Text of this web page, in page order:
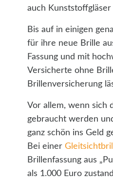
auch
Bis auf in einigen
für ihre neue Brille
Fassung und mit
Versicherte ohne
Brillenversicherung
Vor allem, wenn sich
gebraucht werden
ganz schön ins Geld
Bei einer
Brillenfassung aus
als 1.000 Euro